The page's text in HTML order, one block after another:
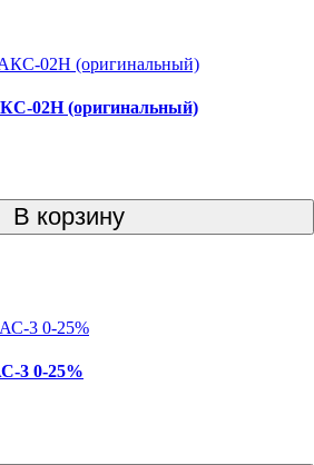
02Н (оригинальный)
В корзину
3 0-25%